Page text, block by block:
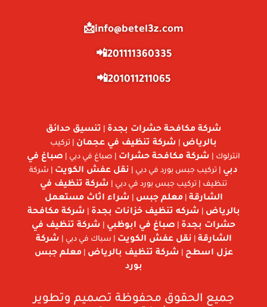
info@betel3z.com📩
201111360335📲
201011211065📲
شركة مكافحة حشرات بجدة
تنسيق حدائق
بالرياض
شركة تنظيف في عجمان | تركيب
انترلوك |
شركة مكافحة حشرات | صباغ في دبي | صباغ في
دبي | تركيب جبس بورد في دبي | نقل عفش الكويت | شركة
تنظيف | تركيب جبس بورد في دبي |
شركة تنظيف في
الشارقة |معلم جبس
شراء اثاث مستعمل
بالرياض
شركه تنظيف خزانات بجدة
شركة مكافحة
حشرات بجدة
صباغ في ابوظبي
شركة تنظيف في
الشارقة
نقل عفش الكويت | سباك في دبي |
شركة
عزل اسطح
شركة تنظيف بالرياض |معلم جبس
بورد
جميع الحقوق محفوظة تصميم وتطوير